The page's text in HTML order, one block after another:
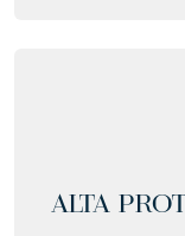
ALTA